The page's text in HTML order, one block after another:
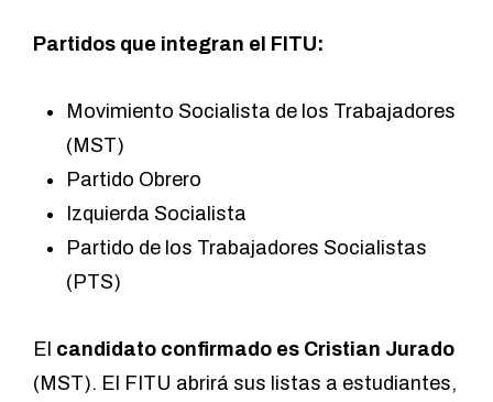
Partidos que integran el FITU:
Movimiento Socialista de los Trabajadores
(MST)
Partido Obrero
Izquierda Socialista
Partido de los Trabajadores Socialistas
(PTS)
El candidato confirmado es Cristian Jurado
(MST). El FITU abrirá sus listas a estudiantes,